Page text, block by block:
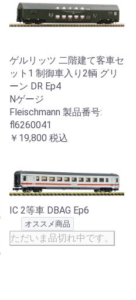
ゲルリッツ 二階建て客車セ
ット1 制御車入り2輌 グリ
ーン DR Ep4
Nゲージ
Fleischmann 製品番号:
fl6260041
￥19,800 税込
IC 2等車 DBAG Ep6
オススメ商品
ただいま品切れ中です。